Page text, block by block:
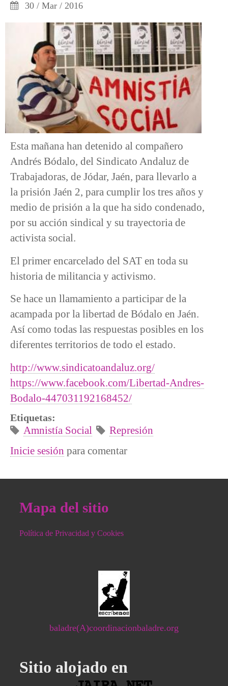
30 / Mar / 2016
Esta mañana han detenido al compañero
Andrés Bódalo, del Sindicato Andaluz de
Trabajadoras, de Jódar, Jaén, para llevarlo a
la prisión Jaén 2, para cumplir los tres años y
medio de prisión a la que ha sido condenado,
por su acción sindical y su trayectoria de
activista social.
El primer encarcelado del SAT en toda su
historia de militancia y activismo.
Se hace un llamamiento a participar de la
acampada por la libertad de Bódalo en Jaén.
Así como todas las respuestas posibles en los
diferentes territorios de todo el estado.
http://www.sindicatoandaluz.org/
https://www.facebook.com/Libertad-Andres-
Bodalo-447031192168452/
Etiquetas:
Amnistía Social
Represión
Inicie sesión para comentar
Mapa del sitio
Política de Privacidad y Cookies
baladre(A)coordinacionbaladre.org
Sitio alojado en